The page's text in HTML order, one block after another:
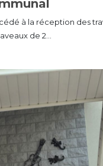
à la réception des
de 2...